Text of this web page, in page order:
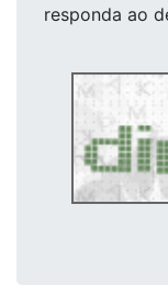
responda ao